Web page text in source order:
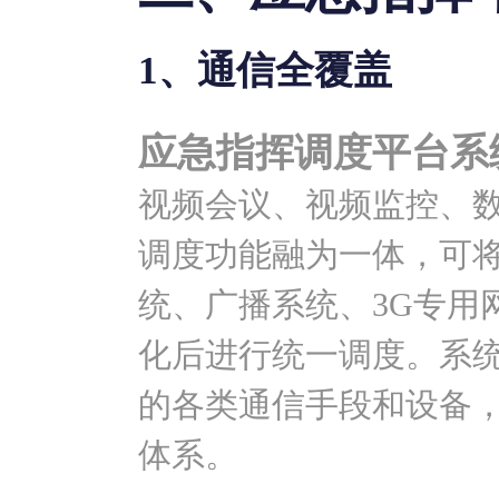
1、通信全覆盖
应急指挥调度平台系
视频会议、视频监控、
调度功能融为一体，可
统、广播系统、3G专用
化后进行统一调度。系
的各类通信手段和设备
体系。